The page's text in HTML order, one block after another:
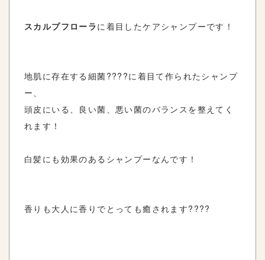
スカルプフローラ に着目したケアシャンプーです！
地肌に存在する細菌????に着目て作られたシャンプ
ー、
頭皮にいる、良い菌、悪い菌のバランスを整えてく
れます！
白髪にも効果のあるシャンプーなんです！
香りも大人に香りでとっても癒されます????